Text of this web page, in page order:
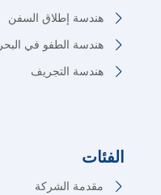
هندسة إطلاق السفن
هندسة الطفو في البحر
هندسة التجريف
الفئات
مقدمة الشركة